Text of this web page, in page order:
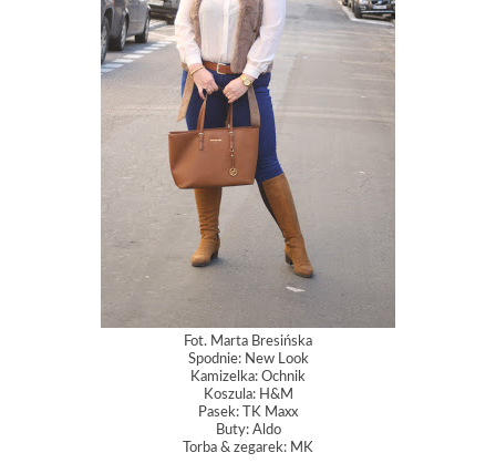
Fot. Marta Bresińska
Spodnie: New Look
Kamizelka: Ochnik
Koszula: H&M
Pasek: TK Maxx
Buty: Aldo
Torba & zegarek: MK